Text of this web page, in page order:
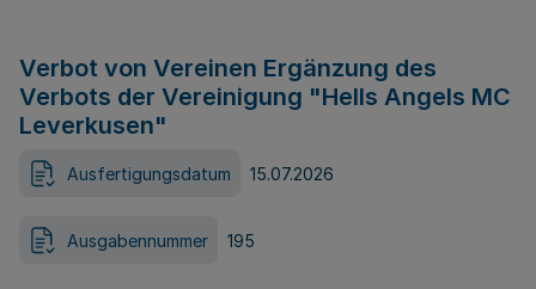
Verbot von Vereinen Ergänzung des
Verbots der Vereinigung "Hells Angels MC
Leverkusen"
Ausfertigungsdatum 15.07.2026
Ausgabennummer 195